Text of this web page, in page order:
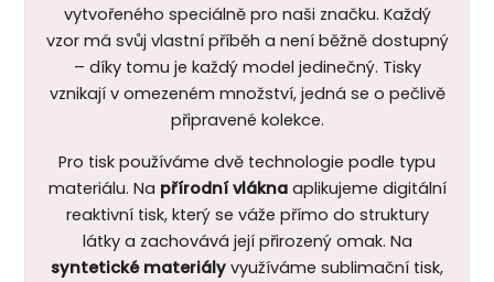
vytvořeného speciálně pro naši značku. Každý
vzor má svůj vlastní příběh a není běžně dostupný
– díky tomu je každý model jedinečný. Tisky
vznikají v omezeném množství, jedná se o pečlivě
připravené kolekce.
Pro tisk používáme dvě technologie podle typu
materiálu. Na přírodní vláknaaplikujeme digitální
reaktivní tisk, který se váže přímo do struktury
látky a zachovává její přirozený omak. Na
syntetické materiály využíváme sublimační tisk,